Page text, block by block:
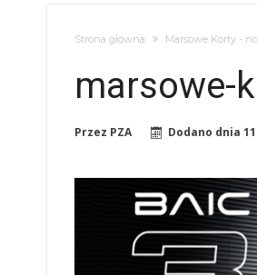
Strona główna Marsowe Korty -
marsowe-
Przez PZA Dodano dnia